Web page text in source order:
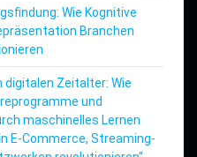
Wie Kognitive
Branchen
digitalen Zeitalter: Wie
und
maschinelles Lernen
E-Commerce, Streaming-